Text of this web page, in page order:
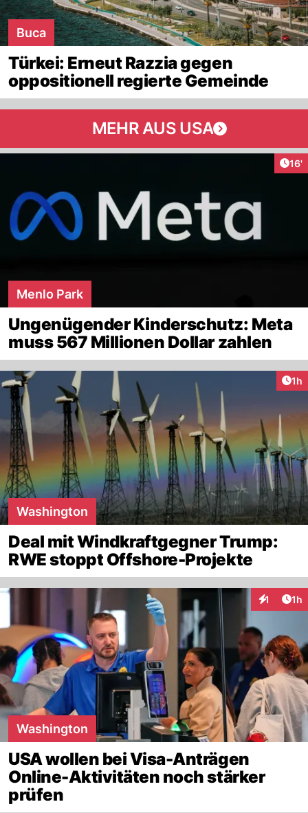
Buca
Türkei: Erneut Razzia gegen
oppositionell regierte Gemeinde
MEHR AUS USA
16'
Menlo Park
Ungenügender Kinderschutz: Meta
muss 567 Millionen Dollar zahlen
1h
Washington
Deal mit Windkraftgegner Trump:
RWE stoppt Offshore-Projekte
1 1h
Washington
USA wollen bei Visa-Anträgen
Online-Aktivitäten noch stärker
prüfen